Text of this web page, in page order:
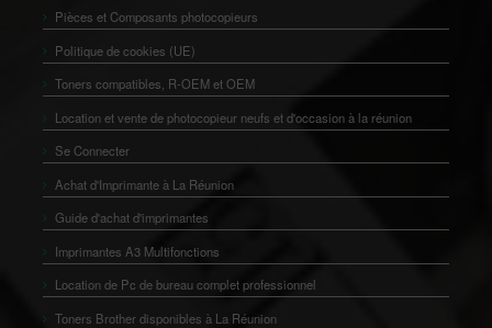
Pièces et Composants photocopieurs
Politique de cookies (UE)
Toners compatibles, R-OEM et OEM
Location et vente de photocopieur neufs et d'occasion à la réunion
Se Connecter
Achat d'Imprimante à La Réunion
Guide d'achat d'imprimantes
Imprimantes A3 Multifonctions
Location de Pc de bureau complet professionnel
Toners Brother disponibles à La Réunion